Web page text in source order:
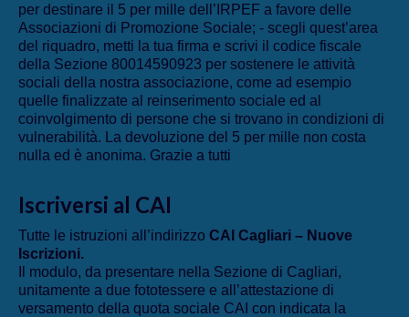
per destinare il 5 per mille dell’IRPEF a favore delle
Associazioni di Promozione Sociale; - scegli quest’area
del riquadro, metti la tua firma e scrivi il codice fiscale
della Sezione 80014590923 per sostenere le attività
sociali della nostra associazione, come ad esempio
quelle finalizzate al reinserimento sociale ed al
coinvolgimento di persone che si trovano in condizioni di
vulnerabilità. La devoluzione del 5 per mille non costa
nulla ed è anonima. Grazie a tutti
Iscriversi al CAI
Tutte le istruzioni all’indirizzo CAI Cagliari – Nuove
Iscrizioni.
Il modulo, da presentare nella Sezione di Cagliari,
unitamente a due fototessere e all’attestazione di
versamento della quota sociale CAI con indicata la